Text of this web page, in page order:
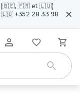
(🇧🇪, 🇫🇷 et 🇱🇺)
+352 28 33 98